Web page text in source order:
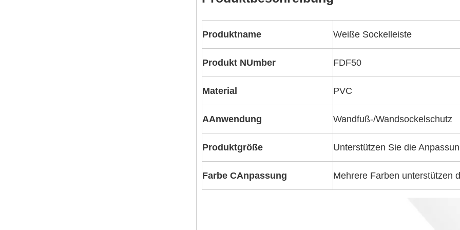
Produktname Weiße Sockelleiste
Produkt NUmber FDF50
Material PVC
AAnwendung Wandfuß-/Wandsockelschutz
Produktgröße Unterstützen Sie die
Farbe CAnpassung Mehrere Farben unterstützen